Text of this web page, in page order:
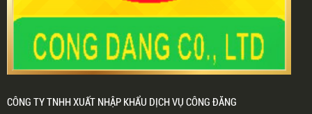
CÔNG TY TNHH XUẤT NHẬP KHẨU DỊCH VỤ CÔNG ĐĂNG